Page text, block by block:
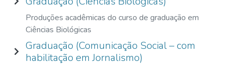
Produções acadêmicas do curso de graduação em
Ciências Biológicas
Graduação (Comunicação Social – com
habilitação em Jornalismo)